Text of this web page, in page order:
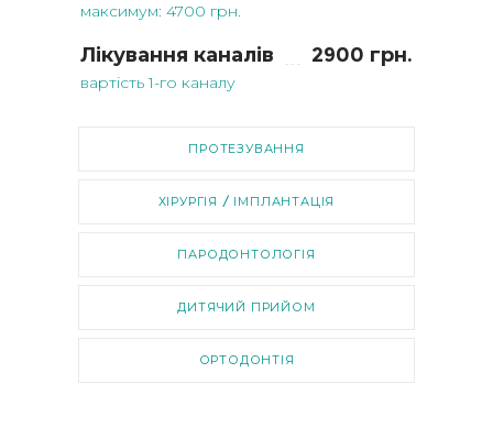
максимум: 4700 грн.
Лікування каналів 2900 грн.
вартість 1-го каналу
ПРОТЕЗУВАННЯ
ХІРУРГІЯ / ІМПЛАНТАЦІЯ
ПАРОДОНТОЛОГІЯ
ДИТЯЧИЙ ПРИЙОМ
ОРТОДОНТІЯ